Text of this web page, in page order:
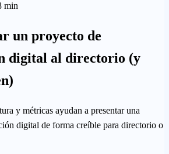
min
un proyecto de
digital al directorio (y
y métricas ayudan a presentar una
digital de forma creíble para directorio o